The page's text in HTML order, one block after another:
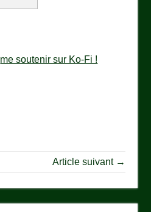
me soutenir sur Ko-Fi !
Article suivant →